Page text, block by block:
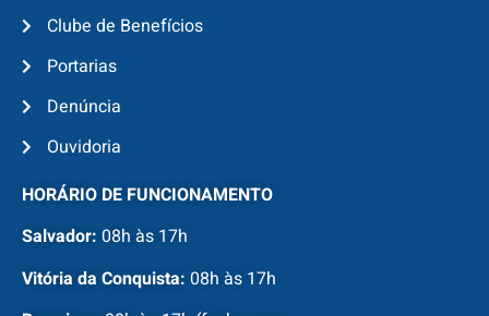
Clube de Benefícios
Portarias
Denúncia
Ouvidoria
HORÁRIO DE FUNCIONAMENTO
Salvador: 08h às 17h
Vitória da Conquista: 08h às 17h